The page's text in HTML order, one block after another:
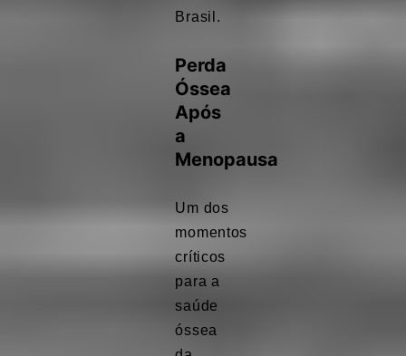
Brasil.
Perda
Óssea
Após
a
Menopausa
Um dos
momentos
críticos
para a
saúde
óssea